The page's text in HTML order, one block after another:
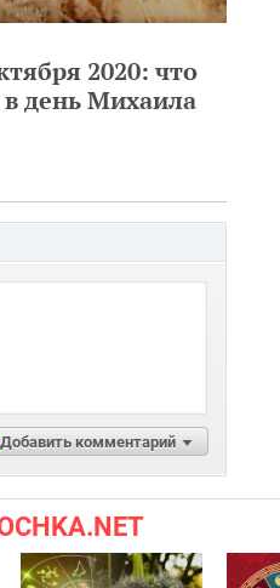
2020: что
день Михаила
Добавить комментарий